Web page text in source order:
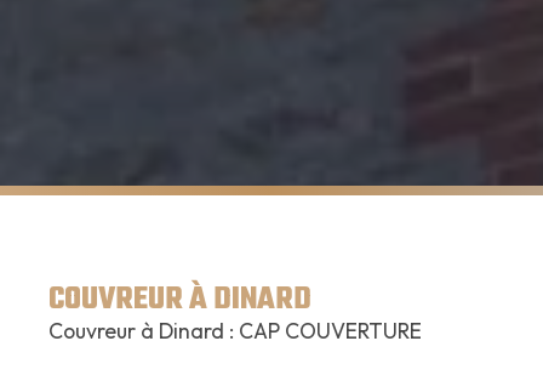
COUVREUR À DINARD
Couvreur à Dinard : CAP COUVERTURE